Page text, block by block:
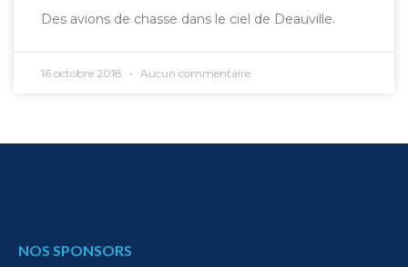
Des avions de chasse dans le ciel de Deauville.
16 octobre 2018 Aucun commentaire
NOS SPONSORS